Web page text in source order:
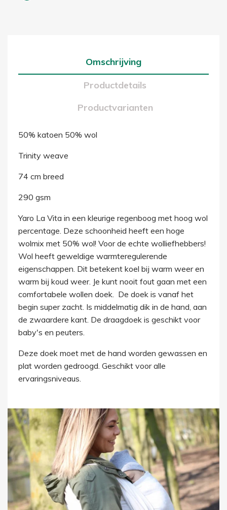
Omschrijving
Productdetails
Productvarianten
50% katoen 50% wol
Trinity weave
74 cm breed
290 gsm
Yaro La Vita in een kleurige regenboog met hoog wol
percentage. Deze schoonheid heeft een hoge
wolmix met 50% wol! Voor de echte wolliefhebbers!
Wol heeft geweldige warmteregulerende
eigenschappen. Dit betekent koel bij warm weer en
warm bij koud weer. Je kunt nooit fout gaan met een
comfortabele wollen doek. De doek is vanaf het
begin super zacht. Is middelmatig dik in de hand, aan
de zwaardere kant. De draagdoek is geschikt voor
baby's en peuters.
Deze doek moet met de hand worden gewassen en
plat worden gedroogd. Geschikt voor alle
ervaringsniveaus.